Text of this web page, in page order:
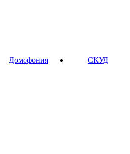
Домофония СКУД